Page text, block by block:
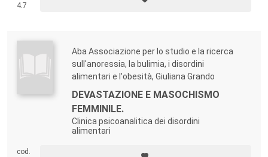
4.7
Aba Associazione per lo studio e la ricerca
sull'anoressia, la bulimia, i disordini
alimentari e l'obesità, Giuliana Grando
DEVASTAZIONE E MASOCHISMO
FEMMINILE.
Clinica psicoanalitica dei disordini
alimentari
cod.